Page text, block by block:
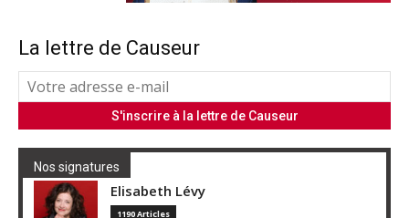
La lettre de Causeur
Nos signatures
Elisabeth Lévy
1190 Articles